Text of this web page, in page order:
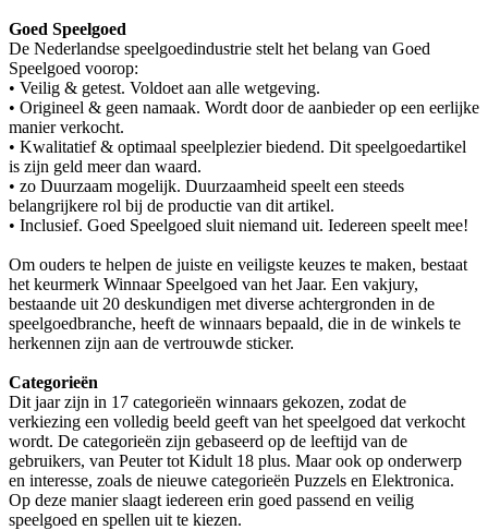
Goed Speelgoed
De Nederlandse speelgoedindustrie stelt het belang van Goed
Speelgoed voorop:
• Veilig & getest. Voldoet aan alle wetgeving.
• Origineel & geen namaak. Wordt door de aanbieder op een eerlijke
manier verkocht.
• Kwalitatief & optimaal speelplezier biedend. Dit speelgoedartikel
is zijn geld meer dan waard.
• zo Duurzaam mogelijk. Duurzaamheid speelt een steeds
belangrijkere rol bij de productie van dit artikel.
• Inclusief. Goed Speelgoed sluit niemand uit. Iedereen speelt mee!
Om ouders te helpen de juiste en veiligste keuzes te maken, bestaat
het keurmerk Winnaar Speelgoed van het Jaar. Een vakjury,
bestaande uit 20 deskundigen met diverse achtergronden in de
speelgoedbranche, heeft de winnaars bepaald, die in de winkels te
herkennen zijn aan de vertrouwde sticker.
Categorieën
Dit jaar zijn in 17 categorieën winnaars gekozen, zodat de
verkiezing een volledig beeld geeft van het speelgoed dat verkocht
wordt. De categorieën zijn gebaseerd op de leeftijd van de
gebruikers, van Peuter tot Kidult 18 plus. Maar ook op onderwerp
en interesse, zoals de nieuwe categorieën Puzzels en Elektronica.
Op deze manier slaagt iedereen erin goed passend en veilig
speelgoed en spellen uit te kiezen.